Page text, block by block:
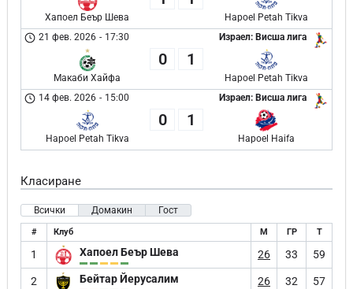
Хапоел Беър Шева
Hapoel Petah Tikva
Израел: Висша лига
21 фев. 2026 - 17:30
Макаби Хайфа
0 1
Hapoel Petah Tikva
Израел: Висша лига
14 фев. 2026 - 15:00
Hapoel Petah Tikva
0 1
Hapoel Haifa
Класиране
Всички Домакин Гост
# Клуб М ГР Т
1 Хапоел Беър Шева 26 33 59
2 Бейтар Йерусалим 26 32 57